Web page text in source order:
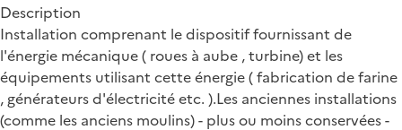
Description
Installation comprenant le dispositif fournissant de
l'énergie mécanique ( roues à aube , turbine) et les
équipements utilisant cette énergie ( fabrication de farine
, générateurs d'électricité etc. ).Les anciennes installations
(comme les anciens moulins) - plus ou moins conservées -